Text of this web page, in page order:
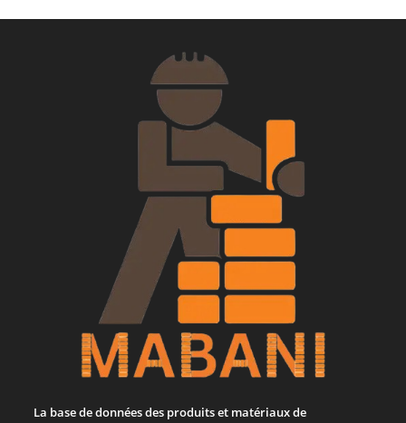
La base de données des produits et matériaux de